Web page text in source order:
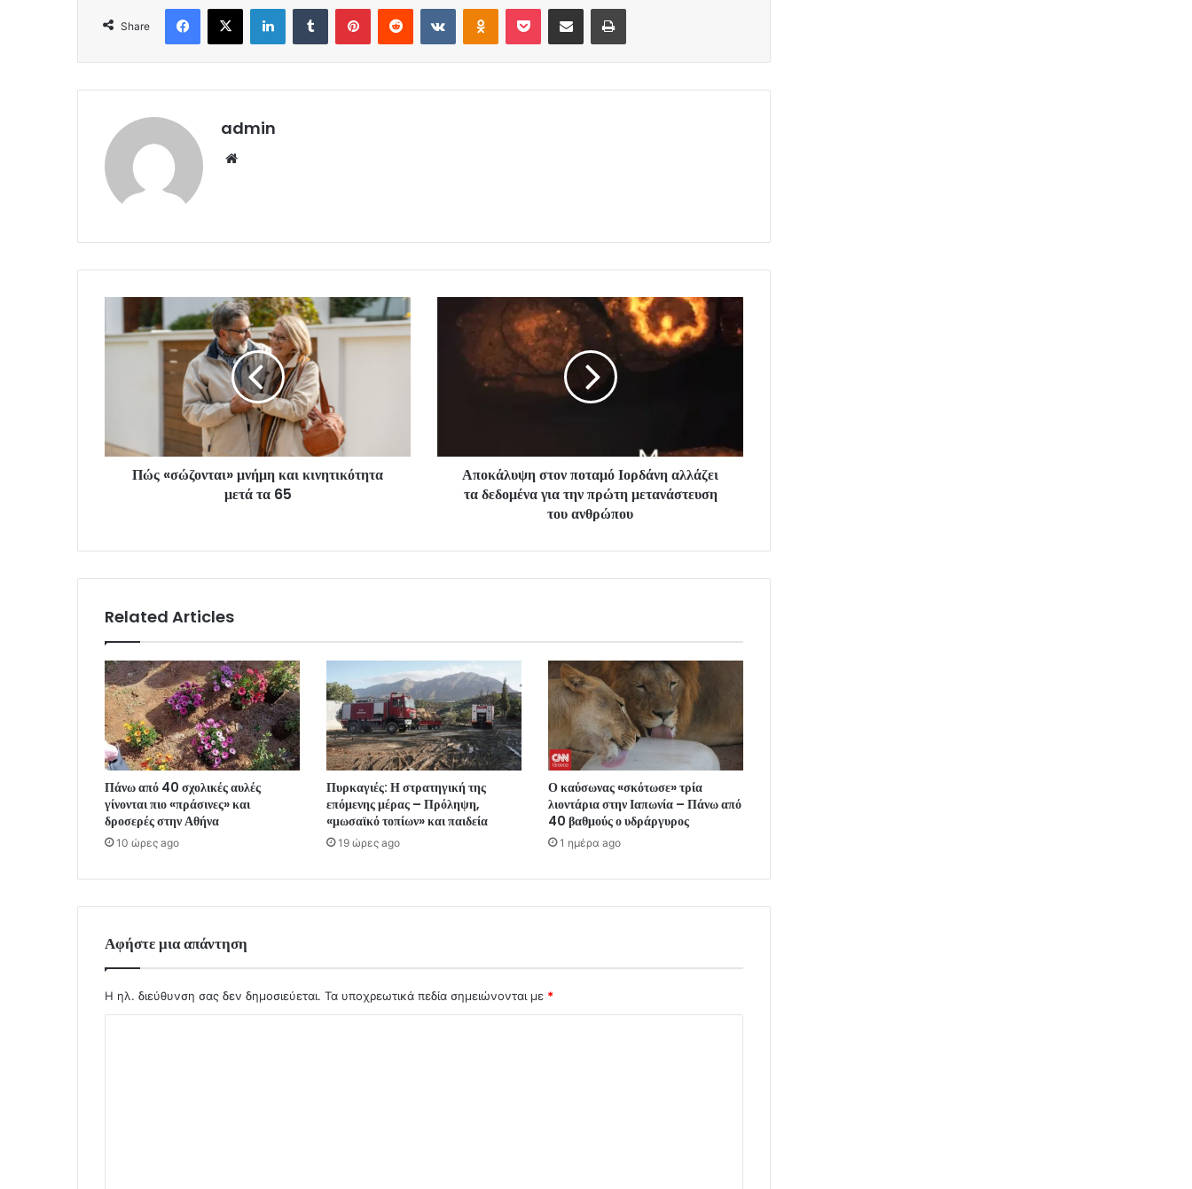
Share
Facebook
X LinkedInTumblr PinterestReddit VKontakteOdnoklassniki
Pocket Share via Email Print
admin
Πώς «σώζονται» μνήμη και κινητικότητα
μετά τα 65
Αποκάλυψη στον ποταμό Ιορδάνη αλλάζει
τα δεδομένα για την πρώτη μετανάστευση
του ανθρώπου
Related Articles
Πάνω από 40 σχολικές αυλές
γίνονται πιο «πράσινες» και
δροσερές στην Αθήνα
10 ώρες ago
Πυρκαγιές: Η στρατηγική της
επόμενης μέρας – Πρόληψη,
«μωσαϊκό τοπίων» και παιδεία
19 ώρες ago
Ο καύσωνας «σκότωσε» τρία
λιοντάρια στην Ιαπωνία – Πάνω από
40 βαθμούς ο υδράργυρος
1 ημέρα ago
Αφήστε μια απάντηση
Η ηλ. διεύθυνση σας δεν δημοσιεύεται. Τα υποχρεωτικά πεδία σημειώνονται με *